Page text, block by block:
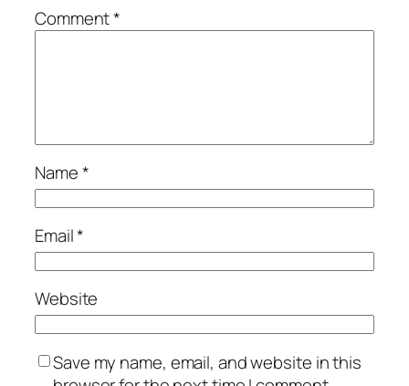
Comment*
Name*
Email*
Website
Save my name, email, and website in this